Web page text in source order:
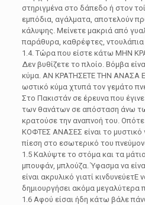
στηριγμένα στο δάπεδο ή στον
εμπόδια, αγάλματα, αποτελούν
κάλυψης. Μείνετε μακριά από
παράθυρα, καθρέφτες, ντουλάπια
1.4. Τώρα που είστε κάτω ΜΗΝ
Δεν βυθίζετε το πλοίο. Βόμβα
κύμα. ΑΝ ΚΡΑΤΗΣΕΤΕ ΤΗΝ ΑΝΑΣΑ
ωστικό κύμα χτυπά τον γεμάτο
Στο Πακιστάν σε έρευνα που
των θανάτων σε απόσταση άνω
κρατούσε την αναπνοή του.
ΚΟΦΤΕΣ ΑΝΑΣΕΣ είναι το μυστικό
πίεση στο εσωτερικό του
1.5 Καλύψτε το στόμα και τα
μπουφάν, μπλούζα. Ύφασμα να
είναι ακρυλικό γιατί κινδυνεύετΕ
δημιουργήσει ακόμα μεγαλύτερα
1.6 Αφού είσαι ήδη κάτω βάλε